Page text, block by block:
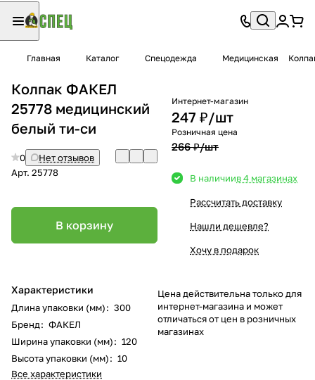
Главная Каталог Спецодежда Медицинская
Колпак ФАКЕЛ
25778 медицинский
белый ти-си
0
Нет отзывов
Арт. 25778
В корзину
Характеристики
Длина упаковки (мм): 300
Бренд: ФАКЕЛ
Ширина упаковки (мм): 120
Высота упаковки (мм): 10
Все характеристики
Интернет-магазин
247 ₽/шт
Розничная цена
266 ₽/шт
В наличиив 4 магазинах
Рассчитать доставку
Нашли дешевле?
Хочу в подарок
Цена действительна только для
интернет-магазина и может
отличаться от цен в розничных
магазинах